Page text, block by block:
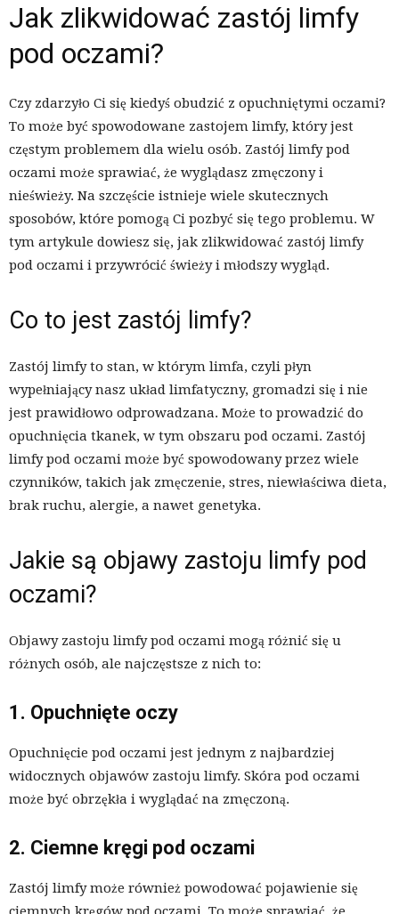
Jak zlikwidować zastój limfy
pod oczami?
Czy zdarzyło Ci się kiedyś obudzić z opuchniętymi oczami?
To może być spowodowane zastojem limfy, który jest
częstym problemem dla wielu osób. Zastój limfy pod
oczami może sprawiać, że wyglądasz zmęczony i
nieświeży. Na szczęście istnieje wiele skutecznych
sposobów, które pomogą Ci pozbyć się tego problemu. W
tym artykule dowiesz się, jak zlikwidować zastój limfy
pod oczami i przywrócić świeży i młodszy wygląd.
Co to jest zastój limfy?
Zastój limfy to stan, w którym limfa, czyli płyn
wypełniający nasz układ limfatyczny, gromadzi się i nie
jest prawidłowo odprowadzana. Może to prowadzić do
opuchnięcia tkanek, w tym obszaru pod oczami. Zastój
limfy pod oczami może być spowodowany przez wiele
czynników, takich jak zmęczenie, stres, niewłaściwa dieta,
brak ruchu, alergie, a nawet genetyka.
Jakie są objawy zastoju limfy pod
oczami?
Objawy zastoju limfy pod oczami mogą różnić się u
różnych osób, ale najczęstsze z nich to:
1. Opuchnięte oczy
Opuchnięcie pod oczami jest jednym z najbardziej
widocznych objawów zastoju limfy. Skóra pod oczami
może być obrzękła i wyglądać na zmęczoną.
2. Ciemne kręgi pod oczami
Zastój limfy może również powodować pojawienie się